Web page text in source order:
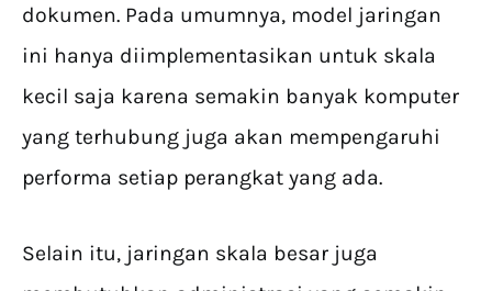
dokumen. Pada umumnya, model jaringan
ini hanya diimplementasikan untuk skala
kecil saja karena semakin banyak komputer
yang terhubung juga akan mempengaruhi
performa setiap perangkat yang ada.
Selain itu, jaringan skala besar juga